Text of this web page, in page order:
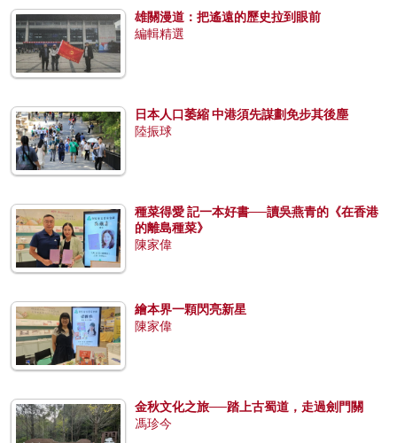
雄關漫道：把遙遠的歷史拉到眼前
編輯精選
日本人口萎縮 中港須先謀劃免步其後塵
陸振球
種菜得愛 記一本好書──讀吳燕青的《在香港
的離島種菜》
陳家偉
繪本界一顆閃亮新星
陳家偉
金秋文化之旅──踏上古蜀道，走過劍門關
馮珍今